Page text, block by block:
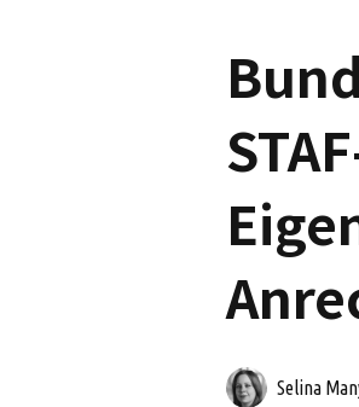
Selina